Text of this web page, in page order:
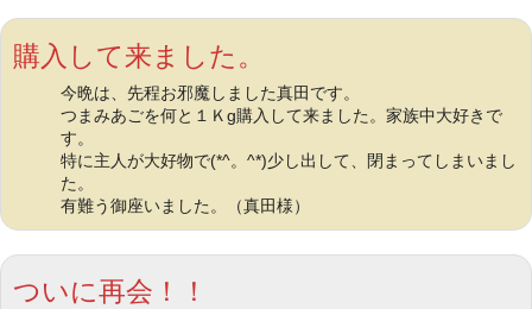
購入して来ました。
今晩は、先程お邪魔しました真田です。
つまみあごを何と１Ｋg購入して来ました。家族中大好きで
す。
特に主人が大好物で(*^。^*)少し出して、閉まってしまいまし
た。
有難う御座いました。（真田様）
ついに再会！！